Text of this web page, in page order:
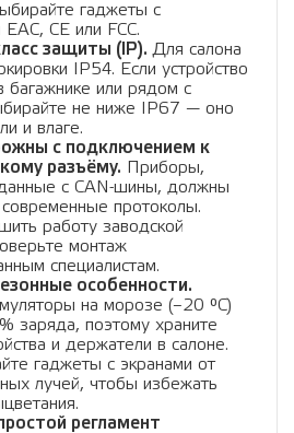
гаджеты с
CE или FCC.
защиты (IP). Для салона
IP54. Если устройство
багажнике или рядом с
не ниже IP67 — оно
и влаге.
с подключением к
разъёму. Приборы,
с CAN-шины, должны
протоколы.
работу заводской
монтаж
специалистам.
особенности.
на морозе (–20 °C)
заряда, поэтому храните
и держатели в салоне.
гаджеты с экранами от
лучей, чтобы избежать
регламент